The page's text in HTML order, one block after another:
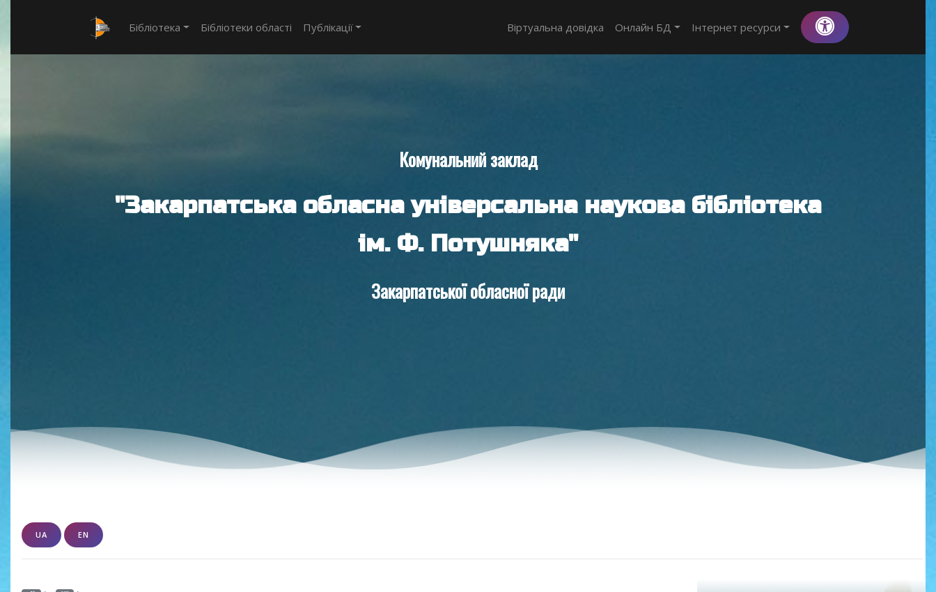
Бібліотека Бібліотеки області Публікації Віртуальна довідка Онлайн БД Інтернет ресурси
Комунальний заклад
"Закарпатська обласна універсальна наукова бібліотека
ім. Ф. Потушняка"
Закарпатської обласної ради
UA EN